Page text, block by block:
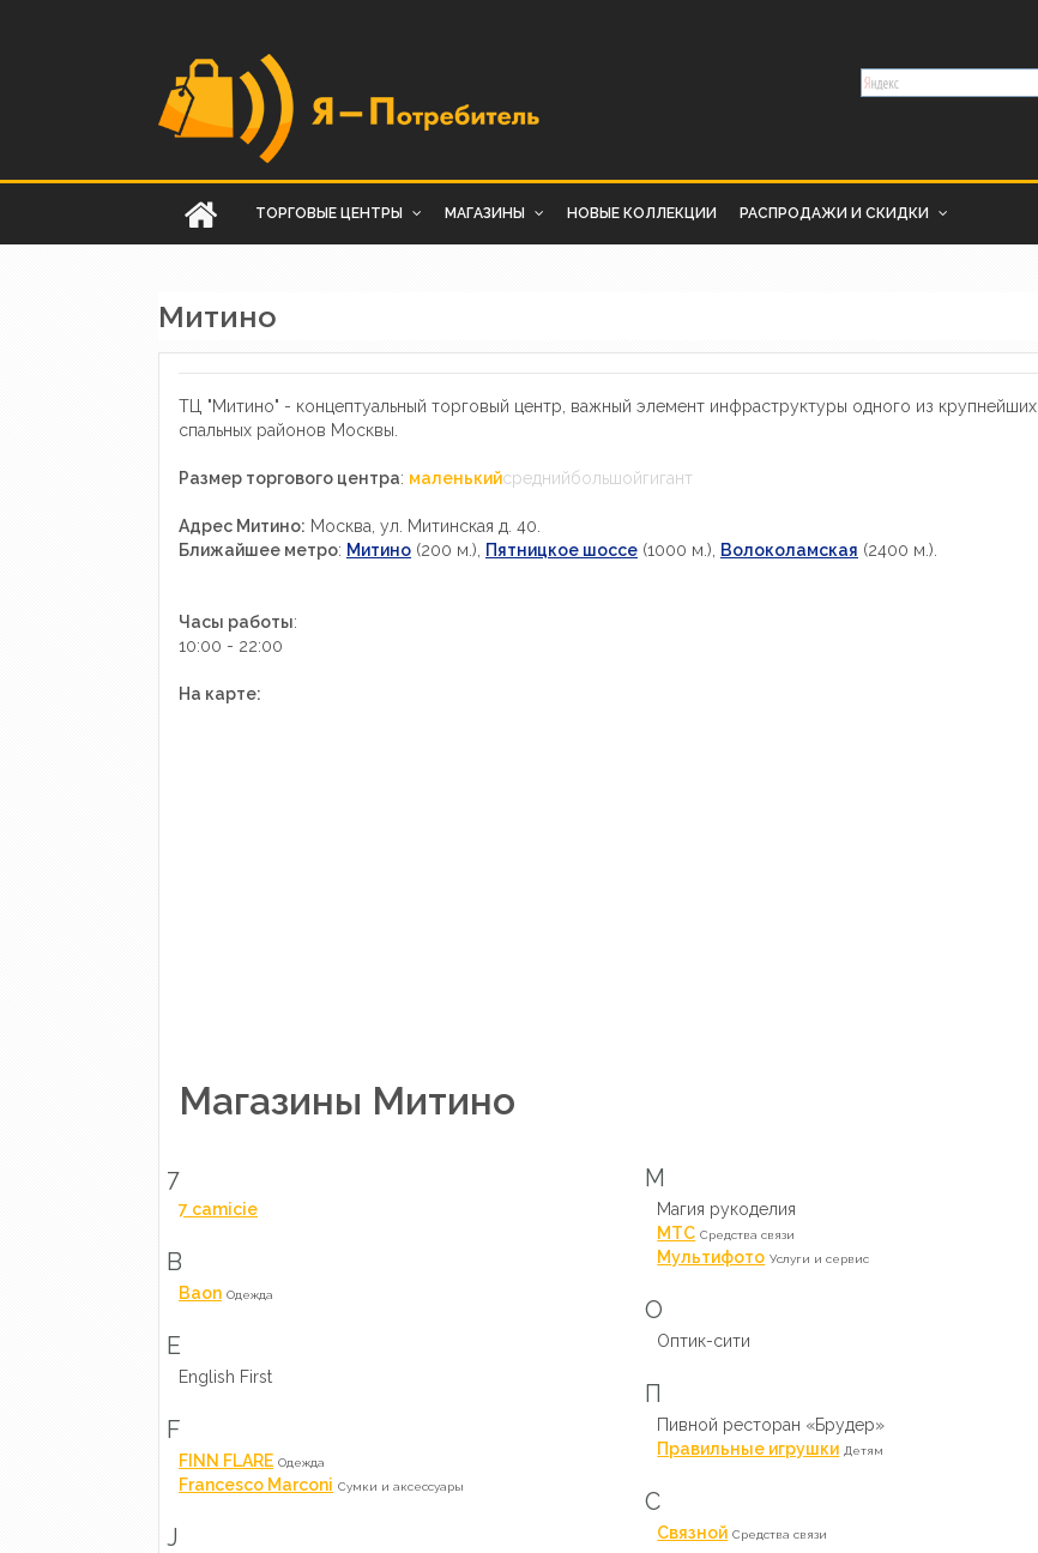
ТОРГОВЫЕ ЦЕНТРЫ МАГАЗИНЫ НОВЫЕ КОЛЛЕКЦИИ РАСПРОДАЖИ И СКИДКИ
Митино
ТЦ "Митино" - концептуальный торговый центр, важный элемент инфраструктуры одного из крупнейших
спальных районов Москвы.
Размер торгового центра: маленькийсреднийбольшойгигант
Адрес Митино: Москва, ул. Митинская д. 40.
Ближайшее метро: Митино (200 м.), Пятницкое шоссе (1000 м.), Волоколамская (2400 м.).
Часы работы:
10:00 - 22:00
На карте:
Магазины Митино
7
7 camicie
B
Baon Одежда
E
English First
F
FINN FLARE Одежда
Francesco Marconi Сумки и аксессуары
J
М
Магия рукоделия
МТС Средства связи
Мультифото Услуги и сервис
О
Оптик-сити
П
Пивной ресторан «Брудер»
Правильные игрушки Детям
С
Связной Средства связи